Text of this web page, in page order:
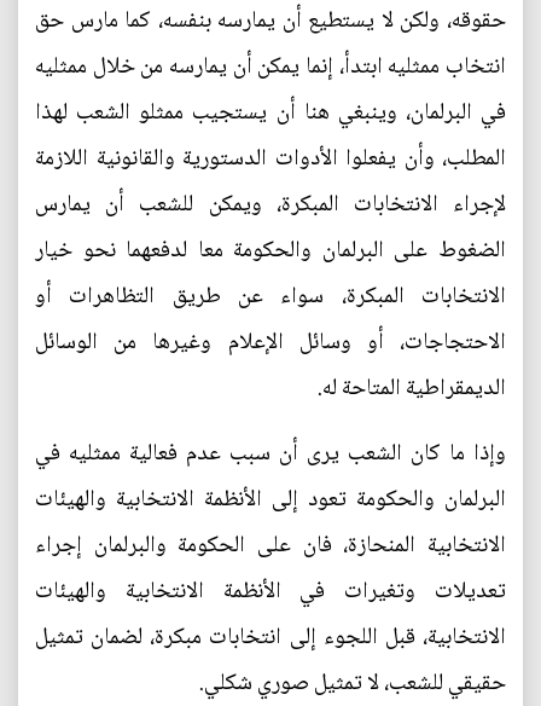
حقوقه، ولكن لا يستطيع أن يمارسه بنفسه، كما مارس حق
انتخاب ممثليه ابتدأ، إنما يمكن أن يمارسه من خلال ممثليه
في البرلمان، وينبغي هنا أن يستجيب ممثلو الشعب لهذا
المطلب، وأن يفعلوا الأدوات الدستورية والقانونية اللازمة
لإجراء الانتخابات المبكرة، ويمكن للشعب أن يمارس
الضغوط على البرلمان والحكومة معا لدفعهما نحو خيار
الانتخابات المبكرة، سواء عن طريق التظاهرات أو
الاحتجاجات، أو وسائل الإعلام وغيرها من الوسائل
الديمقراطية المتاحة له.
وإذا ما كان الشعب يرى أن سبب عدم فعالية ممثليه في
البرلمان والحكومة تعود إلى الأنظمة الانتخابية والهيئات
الانتخابية المنحازة، فان على الحكومة والبرلمان إجراء
تعديلات وتغيرات في الأنظمة الانتخابية والهيئات
الانتخابية، قبل اللجوء إلى انتخابات مبكرة، لضمان تمثيل
حقيقي للشعب، لا تمثيل صوري شكلي.